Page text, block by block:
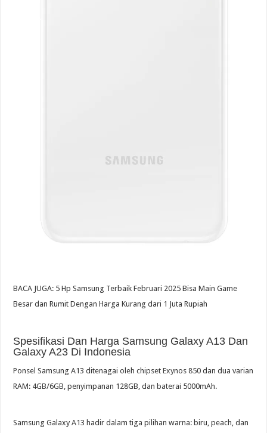
BACA JUGA: 5 Hp Samsung Terbaik Februari 2025 Bisa Main Game
Besar dan Rumit Dengan Harga Kurang dari 1 Juta Rupiah
Spesifikasi Dan Harga Samsung Galaxy A13 Dan
Galaxy A23 Di Indonesia
Ponsel Samsung A13 ditenagai oleh chipset Exynos 850 dan dua varian
RAM: 4GB/6GB, penyimpanan 128GB, dan baterai 5000mAh.
Samsung Galaxy A13 hadir dalam tiga pilihan warna: biru, peach, dan